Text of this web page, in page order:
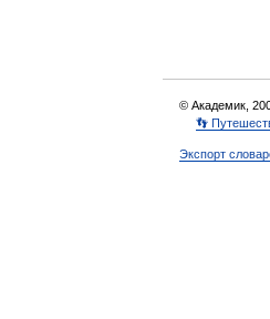
© Академик,
👣
Экспорт